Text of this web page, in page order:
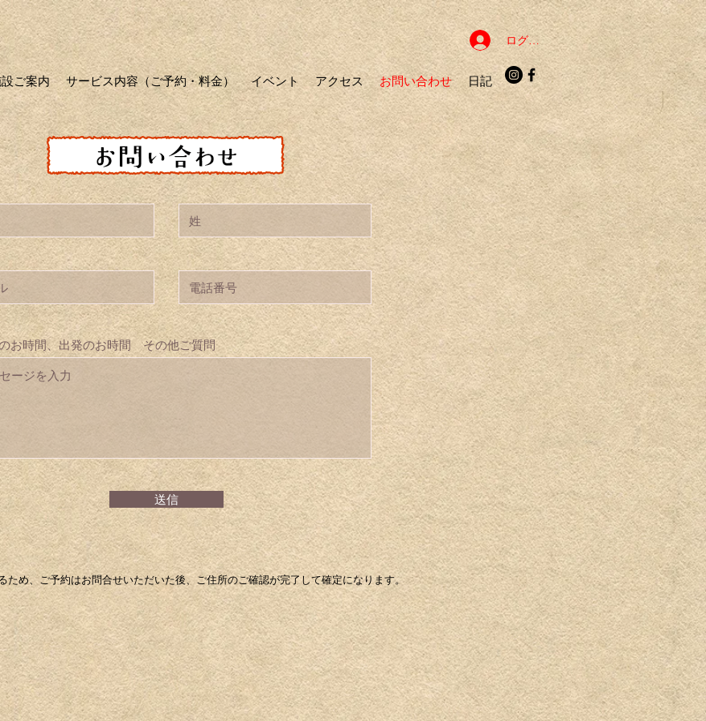
ログイン
ご案内 サービス内容（ご予約・料金） イベント アクセス お問い合わせ 日記
お時間、出発のお時間 その他ご質問
送信
ため、ご予約はお問合せいただいた後、ご住所のご確認が完了して確定になります。